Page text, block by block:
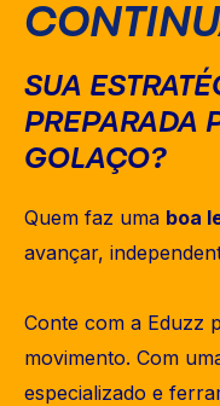
SUA
PREPARADA
GOLAÇO?
Quem faz uma boa
avançar,
Conte com a Eduzz
movimento. Com
especializado e